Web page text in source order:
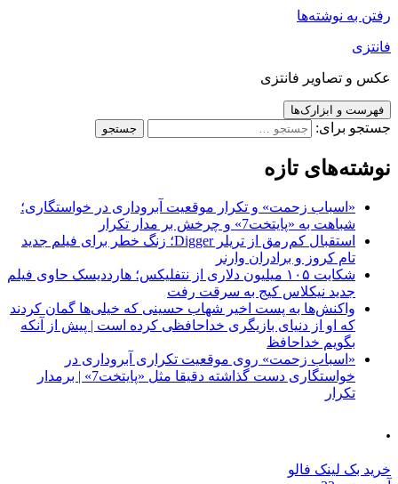
رفتن به نوشته‌ها
فانتزی
عکس و تصاویر فانتزی
فهرست و ابزارک‌ها
جستجو برای:
نوشته‌های تازه
«اسباب زحمت» و تکرار موقعیت آبروداری در خواستگاری؛
شباهت به «پایتخت7» و چرخش بر مدار تکرار
استقبال کم‌رمق از تریلر Digger؛ زنگ خطر برای فیلم جدید
تام کروز و برادران وارنر
شکایت ۱۰۵ میلیون دلاری از نتفلیکس؛ هارددیسک حاوی فیلم
جدید نیکلاس کیج به سرقت رفت
واکنش‌ها به پست اخیر شهاب حسینی که خیلی‌ها گمان کردند
که او از دنیای بازیگری خداحافظی کرده است | پیش از آنکه
بگویم خداحافظ
«اسباب زحمت» روی موقعیت تکراری آبروداری در
خواستگاری دست گذاشته دقیقا مثل «پایتخت7» | برمدار
تکرار
.
خرید بک لینک فالو